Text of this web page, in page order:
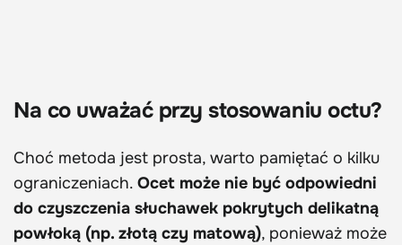
Na co uważać przy stosowaniu octu?
Choć metoda jest prosta, warto pamiętać o kilku
ograniczeniach. Ocet może nie być odpowiedni
do czyszczenia słuchawek pokrytych delikatną
powłoką (np. złotą czy matową), ponieważ może